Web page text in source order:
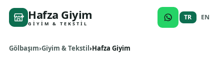
Hafza Giyim
GIYIM & TEKSTIL
TR EN
Gölbaşım Giyim & Tekstil Hafza Giyim